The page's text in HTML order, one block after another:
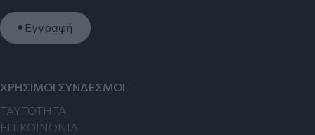
Εγγραφή
ΧΡΗΣΙΜΟΙ ΣΥΝΔΕΣΜΟΙ
TAYTOTHTA
ΕΠΙΚΟΙΝΩΝΙΑ